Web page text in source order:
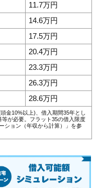
11.7万円
14.6万円
17.5万円
20.4万円
23.3万円
26.3万円
28.6万円
金10%以上)、借入期間35年とし
が必要。フラット35の借入限度
ション（年収から計算）
」を参